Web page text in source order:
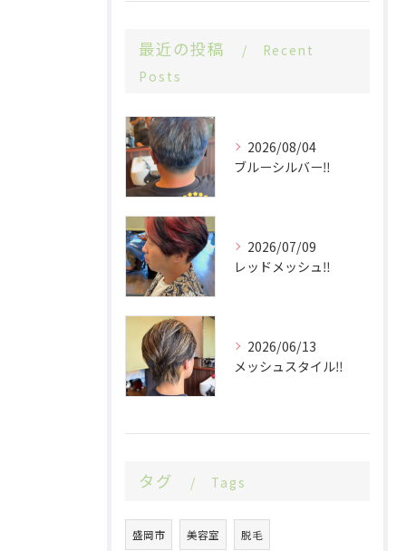
最近の投稿
Recent
Posts
2026/08/04
ブルーシルバー‼️
2026/07/09
レッドメッシュ‼️
2026/06/13
メッシュスタイル‼️
タグ Tags
盛岡市 美容室 脱毛